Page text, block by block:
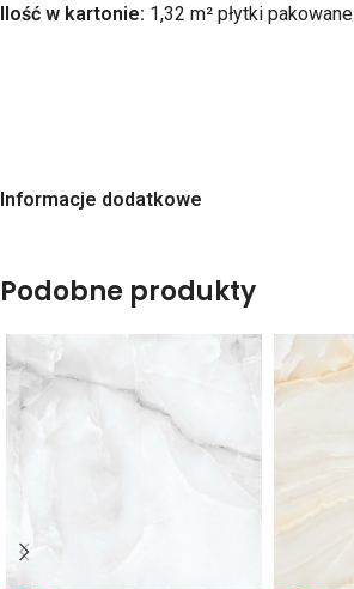
Ilość w kartonie: 1,32 m² płytki
Informacje dodatkowe
Podobne produkty